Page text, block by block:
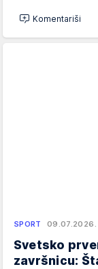
Komentariši
SPORT 09.07.2026.
Svetsko
završnicu: